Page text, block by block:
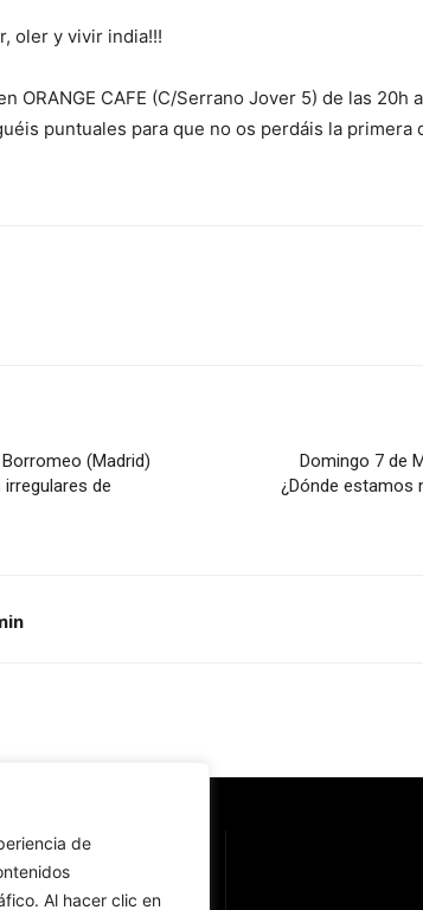
de
Al hacer clic en
oler y vivir india!!!
ORANGE CAFE (C/Serrano Jover 5) de las 20h
puntuales para que no os perdáis la primera
(Madrid)
de
Domingo 7 de
¿Dónde